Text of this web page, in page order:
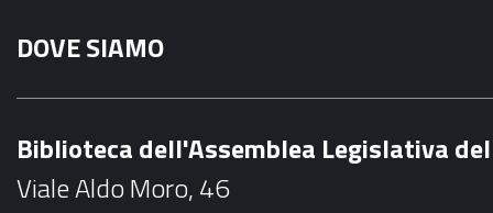
c
e
o
DOVE SIAMO
Biblioteca dell'Assemblea Legislativa
Viale Aldo Moro, 46